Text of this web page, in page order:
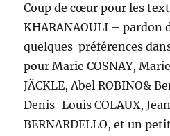
Coup de cœur pour les
KHARANAOULI – pardon
quelques préférences
pour Marie COSNAY,
JÄCKLE, Abel ROBINO&
Denis-Louis COLAUX,
BERNARDELLO, et un